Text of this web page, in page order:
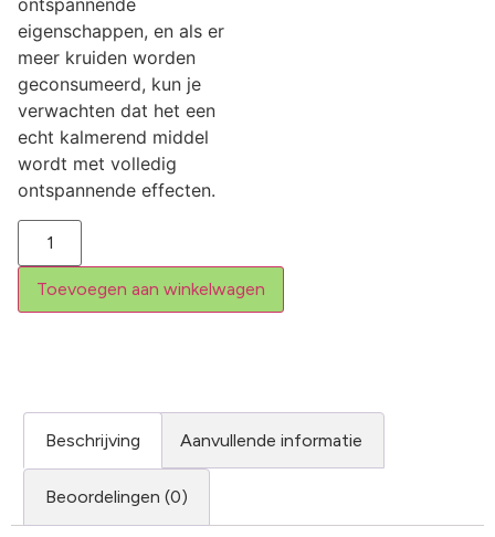
ontspannende
eigenschappen, en als er
meer kruiden worden
geconsumeerd, kun je
verwachten dat het een
echt kalmerend middel
wordt met volledig
ontspannende effecten.
Toevoegen aan winkelwagen
Beschrijving Aanvullende informatie
Beoordelingen (0)